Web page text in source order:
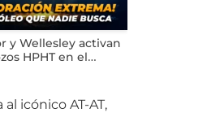
y Wellesley activan
HPHT en el…
icónico AT-AT,